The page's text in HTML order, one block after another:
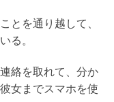
とを通り越して、
る。
絡を取れて、分か
女までスマホを使